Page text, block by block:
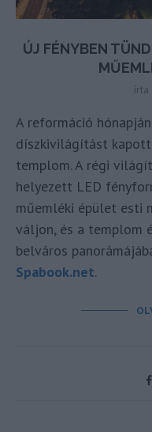
ÚJ FÉNYBEN
írta
A reformáció
díszkivilágítást
templom. A régi
helyezett LED
műemléki épület esti
váljon, és a templom
belváros
Spabook.net.